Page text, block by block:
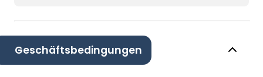
Geschäftsbedingungen